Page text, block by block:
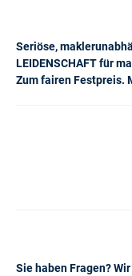
Seriöse,
LEIDENSCHAFT für
Zum fairen Festpreis.
Sie haben Fragen?